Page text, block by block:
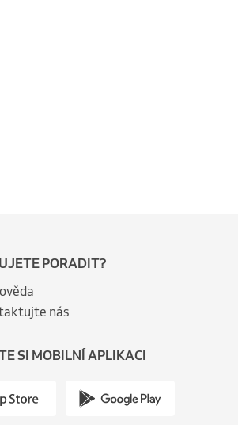
PORADIT?
nás
SI MOBILNÍ APLIKACI